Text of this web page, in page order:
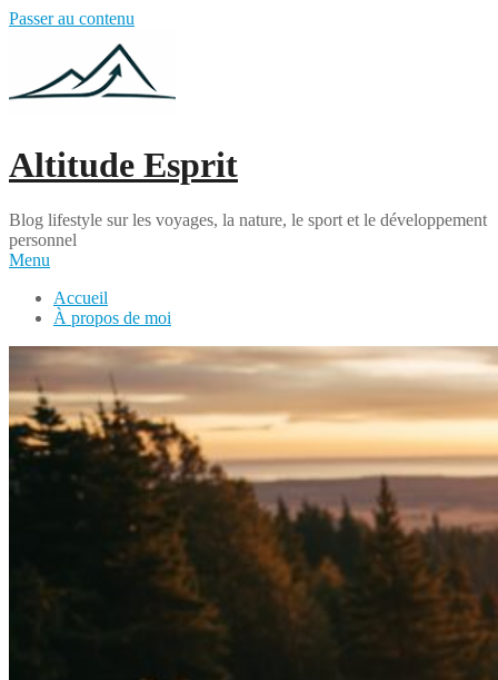
Passer au contenu
Altitude Esprit
Blog lifestyle sur les voyages, la nature, le sport et le développement
personnel
Menu
Accueil
À propos de moi